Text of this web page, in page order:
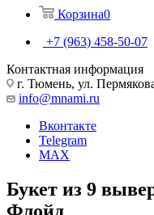
Корзина0
+7 (963) 458-50-07
Контактная информация
г. Тюмень, ул.
info@mnami.ru
Вконтакте
Telegram
MAX
Букет из 9